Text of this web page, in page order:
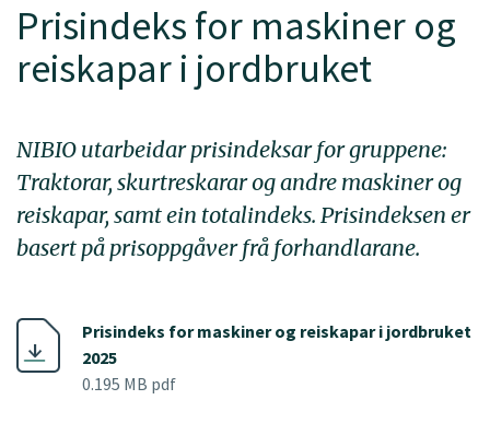
Prisindeks for maskiner og
reiskapar i jordbruket
NIBIO utarbeidar prisindeksar for gruppene:
Traktorar, skurtreskarar og andre maskiner og
reiskapar, samt ein totalindeks. Prisindeksen er
basert på prisoppgåver frå forhandlarane.
Prisindeks for maskiner og reiskapar i jordbruket
2025
0.195 MB pdf